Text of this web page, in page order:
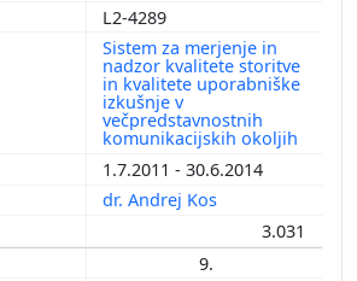
L2-4289
Sistem za merjenje in
nadzor kvalitete storitve
in kvalitete uporabniške
izkušnje v
večpredstavnostnih
komunikacijskih okoljih
1.7.2011 - 30.6.2014
dr. Andrej Kos
3.031
9.